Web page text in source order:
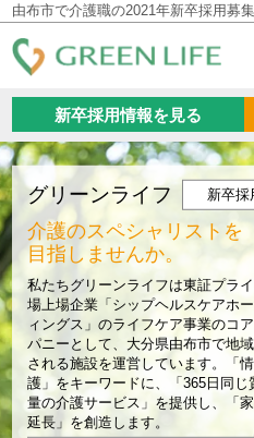
由布市で介護職の2021年新卒採用募
新卒採用情報を見る
グリーンライフ 新卒採
介護のスペシャリストを
目指しませんか。
私たちグリーンライフは東証プラ
場上場企業「シップヘルスケアホ
ィングス」のライフケア事業のコ
パニーとして、大分県由布市で地
される施設を運営しています。「
護」をキーワードに、「365日同じ
量の介護サービス」を提供し、「
延長」を創造します。